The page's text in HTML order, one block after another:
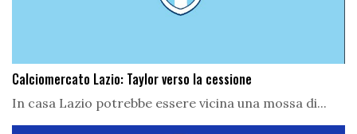
Calciomercato Lazio: Taylor verso la cessione
In casa Lazio potrebbe essere vicina una mossa di...